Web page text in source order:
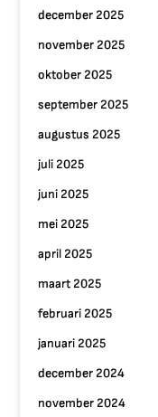
december 2025
november 2025
oktober 2025
september 2025
augustus 2025
juli 2025
juni 2025
mei 2025
april 2025
maart 2025
februari 2025
januari 2025
december 2024
november 2024